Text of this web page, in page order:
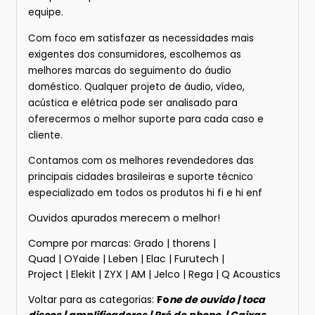
equipe.
Com foco em satisfazer as necessidades mais
exigentes dos consumidores, escolhemos as
melhores marcas do seguimento do áudio
doméstico. Qualquer projeto de áudio, vídeo,
acústica e elétrica pode ser analisado para
oferecermos o melhor suporte para cada caso e
cliente.
Contamos com os melhores revendedores das
principais cidades brasileiras e suporte técnico
especializado em todos os produtos hi fi e hi enf
Ouvidos apurados merecem o melhor!
Compre por marcas: Grado | thorens |
Quad | OYaide | Leben | Elac | Furutech |
Project | Elekit | ZYX | AM | Jelco | Rega | Q Acoustics
Voltar para as categorias: Fone de ouvido|toca